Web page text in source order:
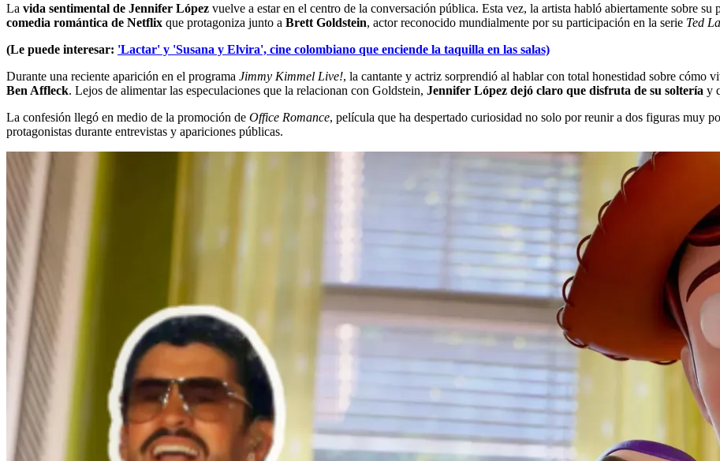
La vida sentimental de Jennifer López vuelve a estar en el centro de la conversación pública. Esta vez, la artista habló abiertamente sobre su
comedia romántica de Netflix que protagoniza junto a Brett Goldstein, actor reconocido mundialmente por su participación en la serie Ted
(Le puede interesar: 'Lactar' y 'Susana y Elvira', cine colombiano que enciende la taquilla en las salas)
Durante una reciente aparición en el programa Jimmy Kimmel Live!, la cantante y actriz sorprendió al hablar con total honestidad sobre cómo
Ben Affleck. Lejos de alimentar las especulaciones que la relacionan con Goldstein, Jennifer López dejó claro que disfruta de su soltería y
La confesión llegó en medio de la promoción de Office Romance, película que ha despertado curiosidad no solo por reunir a dos figuras muy
protagonistas durante entrevistas y apariciones públicas.